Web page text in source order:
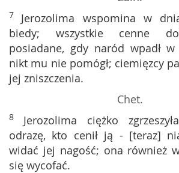
7 Jerozolima wspomina w
biedy; wszystkie cenne
posiadane, gdy naród wpadł
nikt mu nie pomógł; ciemięzcy
jej zniszczenia.
Chet.
8 Jerozolima ciężko
odrazę, kto cenił ją - [teraz]
widać jej nagość; ona również
się wycofać.